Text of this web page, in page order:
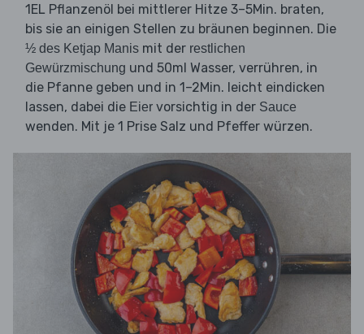
1EL Pflanzenöl bei mittlerer Hitze 3–5Min. braten,
bis sie an einigen Stellen zu bräunen beginnen. Die
½ des Ketjap Manis mit der restlichen
Gewürzmischung und 50ml Wasser, verrühren, in
die Pfanne geben und in 1–2Min. leicht eindicken
lassen, dabei die Eier vorsichtig in der Sauce
wenden. Mit je 1 Prise Salz und Pfeffer würzen.